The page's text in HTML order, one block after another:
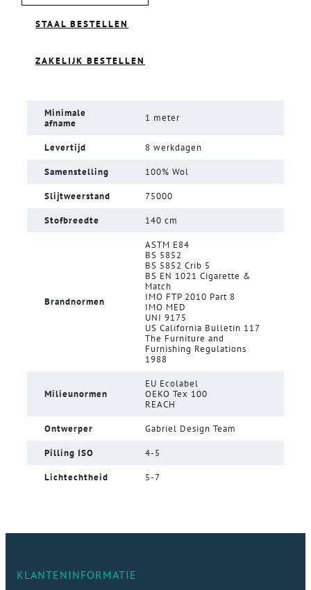
STAAL BESTELLEN
ZAKELIJK BESTELLEN
Minimale
afname
1 meter
Levertijd 8 werkdagen
Samenstelling 100% Wol
Slijtweerstand 75000
Stofbreedte 140 cm
Brandnormen
ASTM E84
BS 5852
BS 5852 Crib 5
BS EN 1021 Cigarette &
Match
IMO FTP 2010 Part 8
IMO MED
UNI 9175
US California Bulletin 117
The Furniture and
Furnishing Regulations
1988
Milieunormen
EU Ecolabel
OEKO Tex 100
REACH
Ontwerper Gabriel Design Team
Pilling ISO 4-5
Lichtechtheid 5-7
KLANTENINFORMATIE